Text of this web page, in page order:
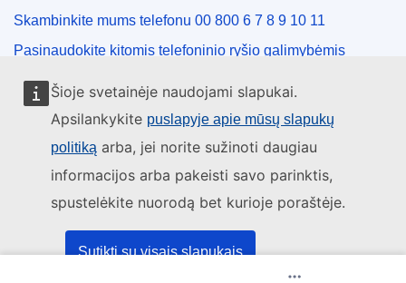
Šioje svetainėje naudojami slapukai.
Apsilankykite puslapyje apie mūsų slapukų
politiką arba, jei norite sužinoti daugiau
informacijos arba pakeisti savo parinktis,
spustelėkite nuorodą bet kurioje poraštėje.
Sutikti su visais slapukais
Skambinkite mums telefonu 00 800 6 7 8 9 10 11
Pasinaudokite kitomis telefoninio ryšio galimybėmis
Rašykite mums naudodamiesi kontaktine forma
Susitikime viename iš ES biurų
Socialiniai tinklai
ES socialinių tinklų kanalai
ES institucijos ir įstaigos